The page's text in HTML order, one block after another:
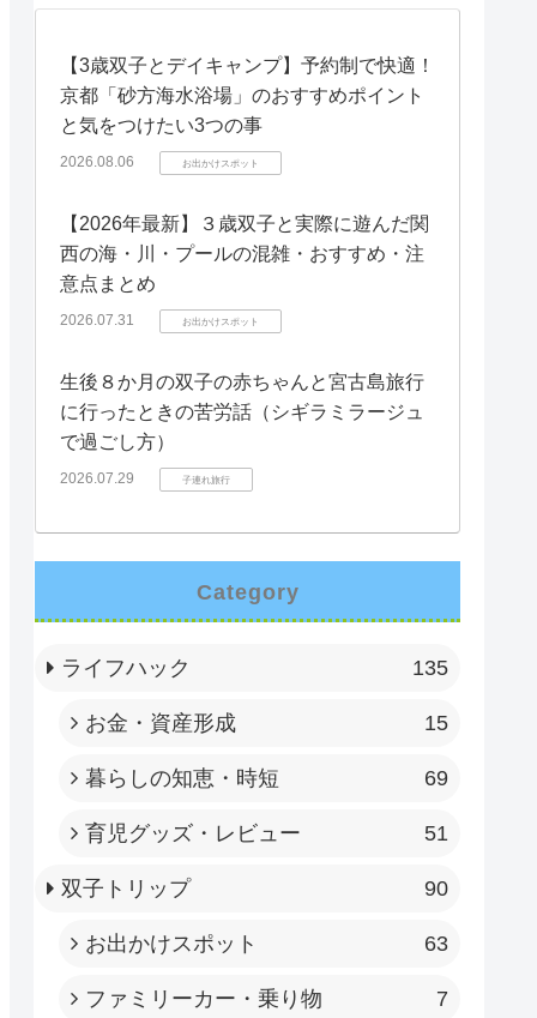
【3歳双子とデイキャンプ】予約制で快適！
京都「砂方海水浴場」のおすすめポイント
と気をつけたい3つの事
2026.08.06 お出かけスポット
【2026年最新】３歳双子と実際に遊んだ関
西の海・川・プールの混雑・おすすめ・注
意点まとめ
2026.07.31 お出かけスポット
生後８か月の双子の赤ちゃんと宮古島旅行
に行ったときの苦労話（シギラミラージュ
で過ごし方）
2026.07.29 子連れ旅行
Category
ライフハック 135
お金・資産形成 15
暮らしの知恵・時短 69
育児グッズ・レビュー 51
双子トリップ 90
お出かけスポット 63
ファミリーカー・乗り物 7